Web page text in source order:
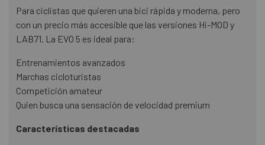
Para ciclistas que quieren una bici rápida y moderna, pero
con un precio más accesible que las versiones Hi-MOD y
LAB71. La EVO 5 es ideal para:
Entrenamientos avanzados
Marchas cicloturistas
Competición amateur
Quien busca una sensación de velocidad premium
Características destacadas